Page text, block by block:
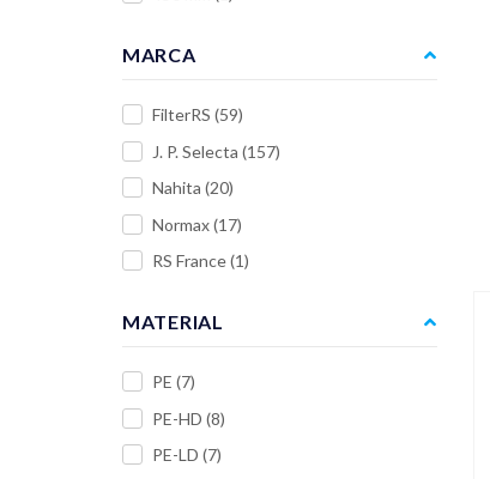
MARCA
FilterRS (59)
J. P. Selecta (157)
Nahita (20)
Normax(17)
RS France(1)
MATERIAL
PE (7)
PE-HD (8)
PE-LD (7)